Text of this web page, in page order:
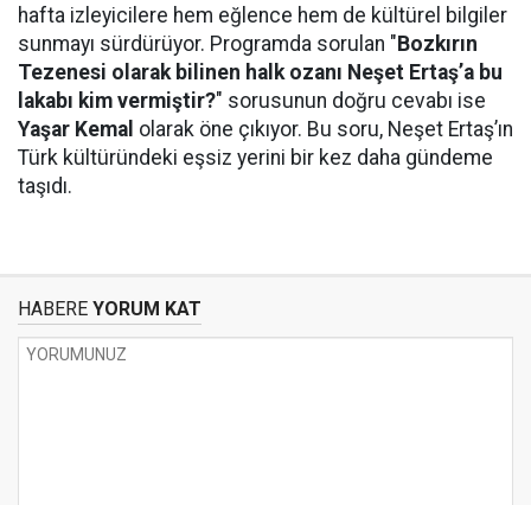
hafta izleyicilere hem eğlence hem de kültürel bilgiler
sunmayı sürdürüyor. Programda sorulan " Bozkırın
Tezenesi olarak bilinen halk ozanı Neşet Ertaş’a bu
lakabı kim vermiştir?" sorusunun doğru cevabı ise
Yaşar Kemal olarak öne çıkıyor. Bu soru, Neşet Ertaş’ın
Türk kültüründeki eşsiz yerini bir kez daha gündeme
taşıdı.
HABERE YORUM KAT